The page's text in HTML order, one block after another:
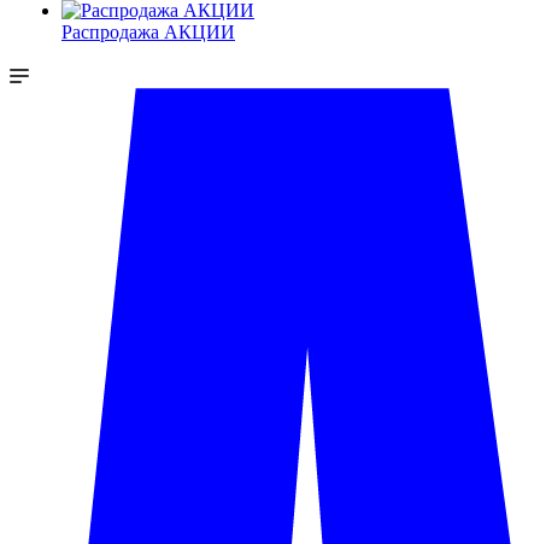
Распродажа АКЦИИ